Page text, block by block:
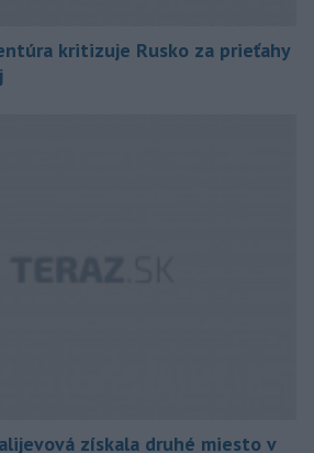
kritizuje Rusko za prieťahy
získala druhé miesto v